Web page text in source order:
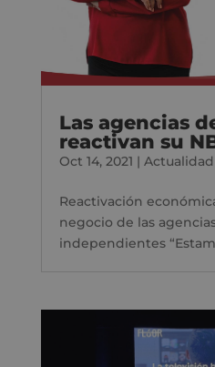
Las agencias
reactivan su
Oct 14, 2021 | Actualidad
Reactivación
negocio de las
independientes